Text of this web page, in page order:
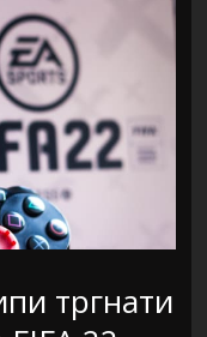
тргнати